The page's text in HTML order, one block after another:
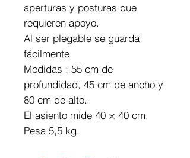
aperturas y posturas que
requieren apoyo.
Al ser plegable se guarda
fácilmente.
Medidas : 55 cm de
profundidad, 45 cm de ancho y
80 cm de alto.
El asiento mide 40 × 40 cm.
Pesa 5,5 kg.